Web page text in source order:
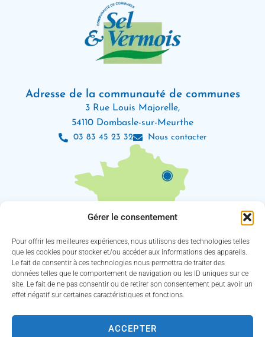
Gérer le consentement
Pour offrir les meilleures expériences, nous utilisons des technologies telles
que les cookies pour stocker et/ou accéder aux informations des appareils.
Le fait de consentir à ces technologies nous permettra de traiter des
données telles que le comportement de navigation ou les ID uniques sur ce
site. Le fait de ne pas consentir ou de retirer son consentement peut avoir un
effet négatif sur certaines caractéristiques et fonctions.
ACCEPTER
Adresse de la communauté de communes
3 Rue Louis Majorelle,
54110 Dombasle-sur-Meurthe
03 83 45 23 32 Nous contacter
Les horaires d’ouverture
Lundi : 8h30 – 12h / 13h30 – 18h
Mardi, jeudi et vendredi : 8h30 – 12h / 13h30 – 16h30
(Service des eaux fermé le jeudi)